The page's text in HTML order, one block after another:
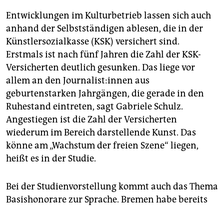
Entwicklungen im Kulturbetrieb lassen sich auch
anhand der Selbstständigen ablesen, die in der
Künstlerso­zial­kasse (KSK) versichert sind.
Erstmals ist nach fünf Jahren die Zahl der KSK-
Versicherten deutlich gesunken. Das liege vor
allem an den Jour­na­lis­t:in­nen aus
geburtenstarken Jahrgängen, die gerade in den
Ruhestand eintreten, sagt Gabriele Schulz.
Angestiegen ist die Zahl der Versicherten
wiederum im Bereich darstellende Kunst. Das
könne am „Wachstum der freien Szene“ liegen,
heißt es in der Studie.
Bei der Studienvorstellung kommt auch das Thema
Basishonorare zur Sprache. Bremen habe bereits